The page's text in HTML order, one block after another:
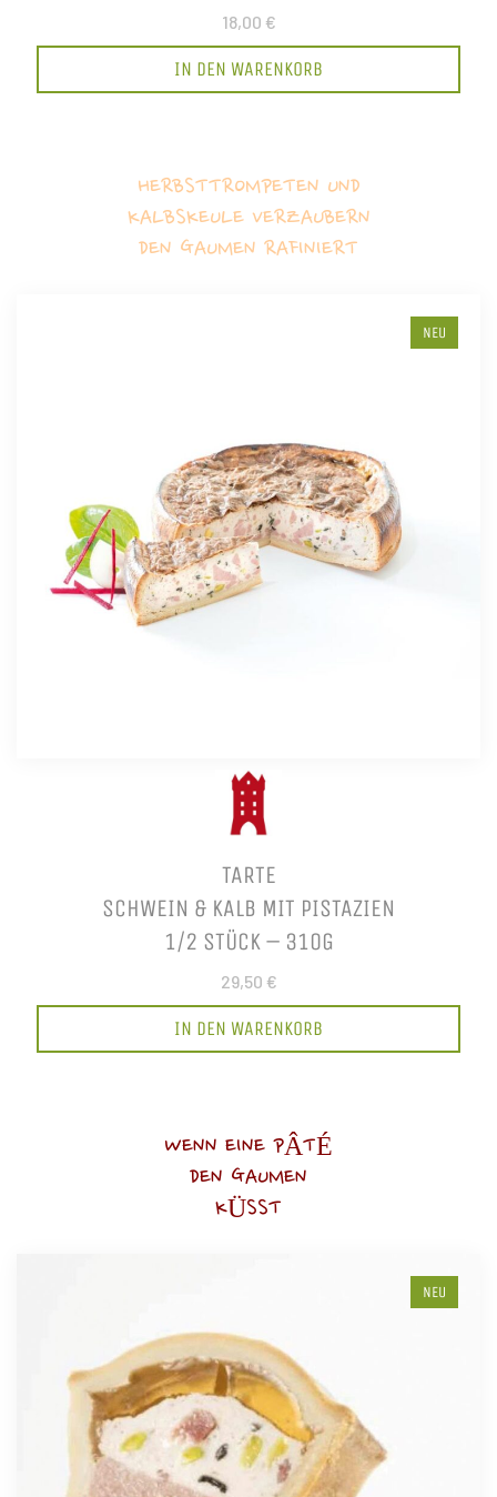
18,00 €
IN DEN WARENKORB
HERBSTTROMPETEN UND
KALBSKEULE VERZAUBERN
DEN GAUMEN RAFINIERT
NEU
TARTE
SCHWEIN & KALB MIT PISTAZIEN
1/2 STÜCK – 310G
29,50 €
IN DEN WARENKORB
WENN EINE PÂTÉ
DEN GAUMEN
KÜSST
NEU